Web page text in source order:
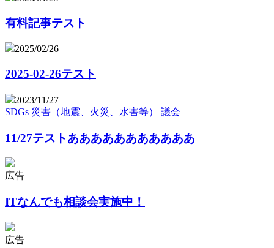
有料記事テスト
2025/02/26
2025-02-26テスト
2023/11/27
SDGs 災害（地震、火災、水害等） 議会
11/27テストあああああああああああ
広告
ITなんでも相談会実施中！
広告